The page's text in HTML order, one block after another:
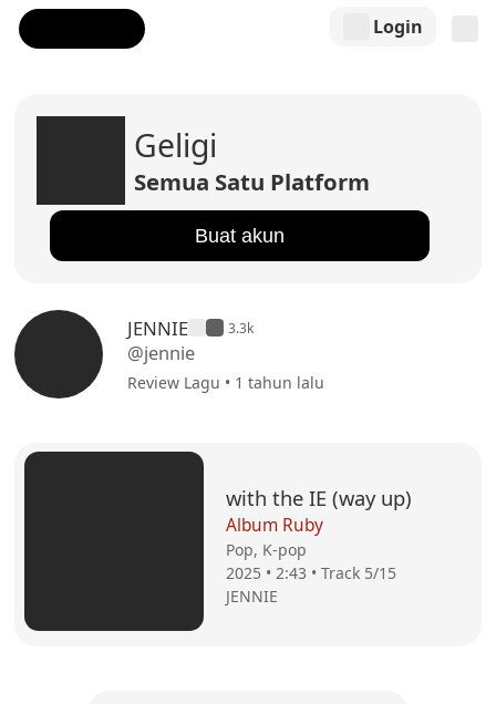
Login
Geligi
Semua Satu Platform
Buat akun
JENNIE 3.3k
@jennie
Review Lagu • 1 tahun lalu
with the IE (way up)
Album Ruby
Pop, K-pop
2025 • 2:43 • Track 5/15
JENNIE